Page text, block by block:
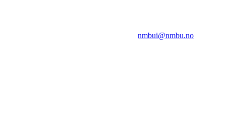
nmbui@nmbu.no